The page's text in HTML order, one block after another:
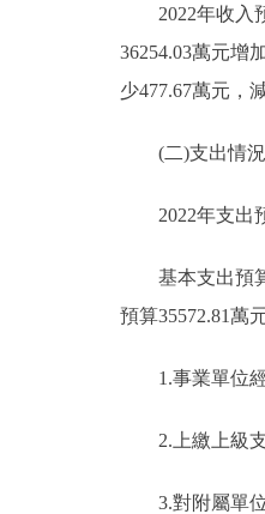
2022年收入預
36254.03萬元增
少477.67萬元，
(二)支出情況
2022年支出預
基本支出預算
預算35572.81萬
1.事業單位經
2.上繳上級支
3.對附屬單位